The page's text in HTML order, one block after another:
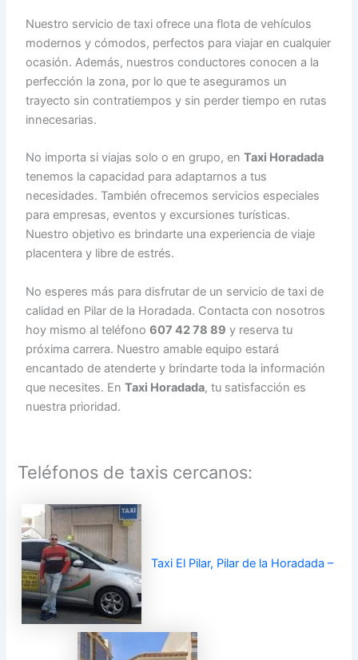
Nuestro servicio de taxi ofrece una flota de vehículos
modernos y cómodos, perfectos para viajar en cualquier
ocasión. Además, nuestros conductores conocen a la
perfección la zona, por lo que te aseguramos un
trayecto sin contratiempos y sin perder tiempo en rutas
innecesarias.
No importa si viajas solo o en grupo, enTaxi Horadada
tenemos la capacidad para adaptarnos a tus
necesidades. También ofrecemos servicios especiales
para empresas, eventos y excursiones turísticas.
Nuestro objetivo es brindarte una experiencia de viaje
placentera y libre de estrés.
No esperes más para disfrutar de un servicio de taxi de
calidad en Pilar de la Horadada. Contacta con nosotros
hoy mismo al teléfono607 42 78 89 y reserva tu
próxima carrera. Nuestro amable equipo estará
encantado de atenderte y brindarte toda la información
que necesites. EnTaxi Horadada, tu satisfacción es
nuestra prioridad.
Teléfonos de taxis cercanos:
Taxi El Pilar, Pilar de la Horadada –